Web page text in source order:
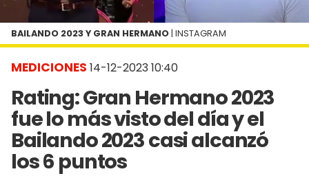
MEDICIONES 14-12-2023 10:40
Rating: Gran Hermano 2023
fue lo más visto del día y el
Bailando 2023 casi alcanzó
los 6 puntos
BAILANDO 2023 Y GRAN HERMANO | INSTAGRAM